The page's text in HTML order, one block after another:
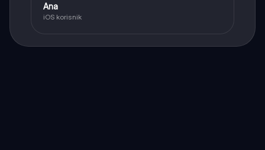
Ana
iOS korisnik